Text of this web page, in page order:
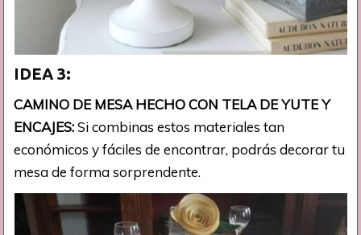
IDEA 3:
CAMINO DE MESA HECHO CON TELA DE YUTE Y
ENCAJES:Si combinas estos materiales tan
económicos y fáciles de encontrar, podrás decorar tu
mesa de forma sorprendente.